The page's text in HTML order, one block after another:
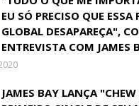
EU SÓ PRECISO QUE
GLOBAL DESAPAREÇA",
ENTREVISTA COM JAMES
JAMES BAY LANÇA